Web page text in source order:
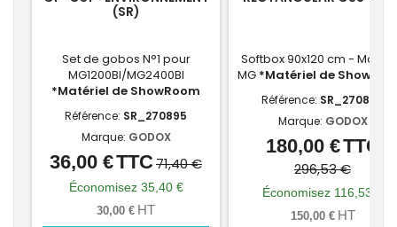
(SR)
Set de gobos N°1 pour
MG1200BI/MG2400BI
*Matériel de ShowRoom
Référence: SR_270895
Marque: GODOX
Prix
Prix
de
base
36,00 €TTC71,40 €
Économisez 35,40 €
30,00 € HT
Softbox 90x120 cm -
MG *Matériel de
Référence: SR_270884
Marque: GODOX
Prix
Prix
de
base
180,00 €TTC
296,53 €
Économisez 116,53 €
150,00 € HT